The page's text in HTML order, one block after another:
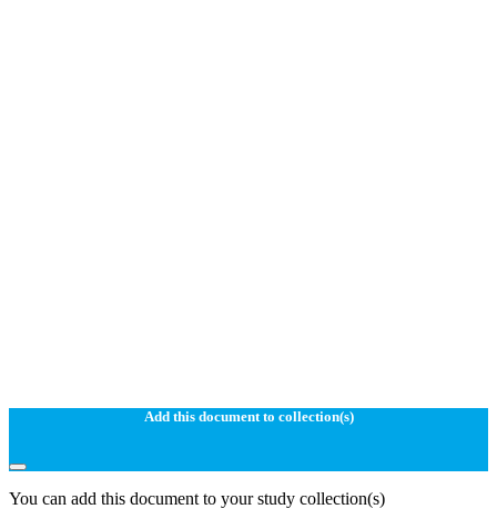
Add this document to collection(s)
You can add this document to your study collection(s)